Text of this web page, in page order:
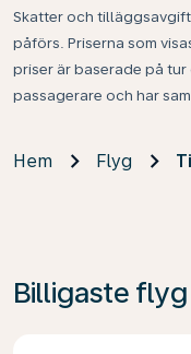
Skatter och
påförs. Priserna som
priser är baserade på
passagerare och har
Hem Flyg
Billigaste